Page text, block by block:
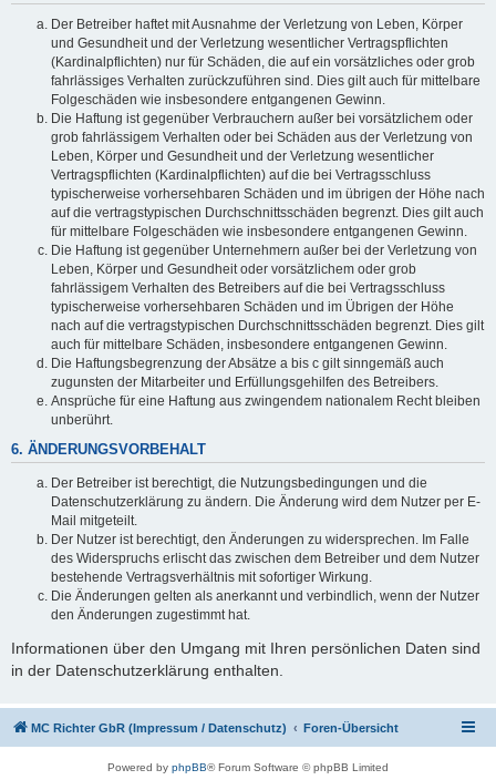
Der Betreiber haftet mit Ausnahme der Verletzung von Leben, Körper
und Gesundheit und der Verletzung wesentlicher Vertragspflichten
(Kardinalpflichten) nur für Schäden, die auf ein vorsätzliches oder grob
fahrlässiges Verhalten zurückzuführen sind. Dies gilt auch für mittelbare
Folgeschäden wie insbesondere entgangenen Gewinn.
Die Haftung ist gegenüber Verbrauchern außer bei vorsätzlichem oder
grob fahrlässigem Verhalten oder bei Schäden aus der Verletzung von
Leben, Körper und Gesundheit und der Verletzung wesentlicher
Vertragspflichten (Kardinalpflichten) auf die bei Vertragsschluss
typischerweise vorhersehbaren Schäden und im übrigen der Höhe nach
auf die vertragstypischen Durchschnittsschäden begrenzt. Dies gilt auch
für mittelbare Folgeschäden wie insbesondere entgangenen Gewinn.
Die Haftung ist gegenüber Unternehmern außer bei der Verletzung von
Leben, Körper und Gesundheit oder vorsätzlichem oder grob
fahrlässigem Verhalten des Betreibers auf die bei Vertragsschluss
typischerweise vorhersehbaren Schäden und im Übrigen der Höhe
nach auf die vertragstypischen Durchschnittsschäden begrenzt. Dies gilt
auch für mittelbare Schäden, insbesondere entgangenen Gewinn.
Die Haftungsbegrenzung der Absätze a bis c gilt sinngemäß auch
zugunsten der Mitarbeiter und Erfüllungsgehilfen des Betreibers.
Ansprüche für eine Haftung aus zwingendem nationalem Recht bleiben
unberührt.
6. ÄNDERUNGSVORBEHALT
Der Betreiber ist berechtigt, die Nutzungsbedingungen und die
Datenschutzerklärung zu ändern. Die Änderung wird dem Nutzer per E-
Mail mitgeteilt.
Der Nutzer ist berechtigt, den Änderungen zu widersprechen. Im Falle
des Widerspruchs erlischt das zwischen dem Betreiber und dem Nutzer
bestehende Vertragsverhältnis mit sofortiger Wirkung.
Die Änderungen gelten als anerkannt und verbindlich, wenn der Nutzer
den Änderungen zugestimmt hat.
Informationen über den Umgang mit Ihren persönlichen Daten sind
in der Datenschutzerklärung enthalten.
MC Richter GbR (Impressum / Datenschutz) Foren-Übersicht
Powered by phpBB® Forum Software © phpBB Limited